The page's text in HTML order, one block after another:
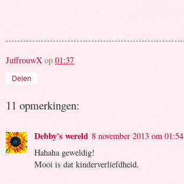
JuffrouwX op 01:37
Delen
11 opmerkingen:
Debby's wereld 8 november 2013 om 01:54
Hahaha geweldig!
Mooi is dat kinderverliefdheid.